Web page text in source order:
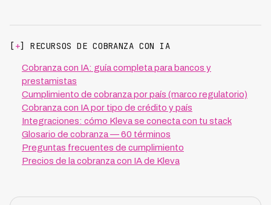
[ +] RECURSOS DE COBRANZA CON IA
Cobranza con IA: guía completa para bancos y
prestamistas
Cumplimiento de cobranza por país (marco regulatorio)
Cobranza con IA por tipo de crédito y país
Integraciones: cómo Kleva se conecta con tu stack
Glosario de cobranza — 60 términos
Preguntas frecuentes de cumplimiento
Precios de la cobranza con IA de Kleva